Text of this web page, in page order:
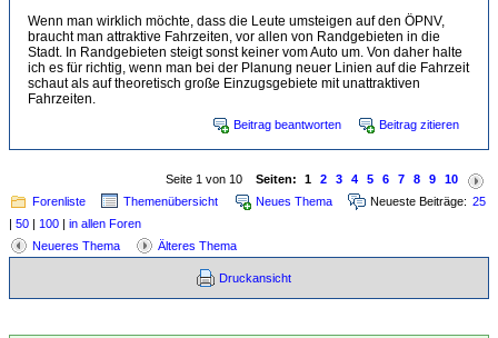
Wenn man wirklich möchte, dass die Leute umsteigen auf den ÖPNV,
braucht man attraktive Fahrzeiten, vor allen von Randgebieten in die
Stadt. In Randgebieten steigt sonst keiner vom Auto um. Von daher halte
ich es für richtig, wenn man bei der Planung neuer Linien auf die Fahrzeit
schaut als auf theoretisch große Einzugsgebiete mit unattraktiven
Fahrzeiten.
Beitrag beantworten Beitrag zitieren
Seite 1 von 10 Seiten: 1 2 3 4 5 6 7 8 9
10
Forenliste
Themenübersicht Neues Thema Neueste Beiträge: 25
| 50 | 100 | in allen Foren
Neueres Thema
Älteres Thema
Druckansicht